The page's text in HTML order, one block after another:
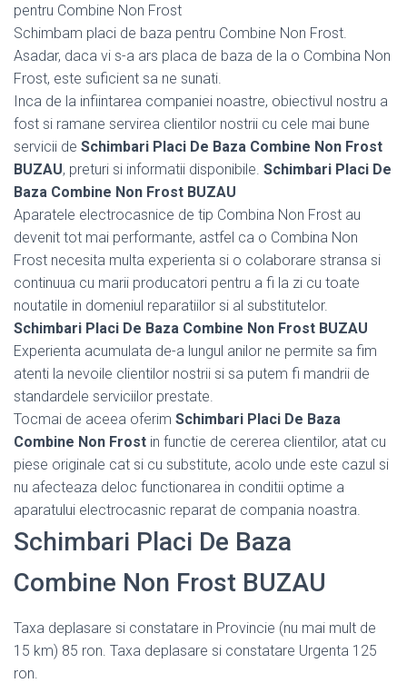
pentru Combine Non Frost
Schimbam placi de baza pentru Combine Non Frost.
Asadar, daca vi s-a ars placa de baza de la o Combina Non
Frost, este suficient sa ne sunati.
Inca de la infiintarea companiei noastre, obiectivul nostru a
fost si ramane servirea clientilor nostrii cu cele mai bune
servicii de Schimbari Placi De Baza Combine Non Frost
BUZAU, preturi si informatii disponibile. Schimbari Placi De
Baza Combine Non Frost BUZAU
Aparatele electrocasnice de tip Combina Non Frost au
devenit tot mai performante, astfel ca o Combina Non
Frost necesita multa experienta si o colaborare stransa si
continuua cu marii producatori pentru a fi la zi cu toate
noutatile in domeniul reparatiilor si al substitutelor.
Schimbari Placi De Baza Combine Non Frost BUZAU
Experienta acumulata de-a lungul anilor ne permite sa fim
atenti la nevoile clientilor nostrii si sa putem fi mandrii de
standardele serviciilor prestate.
Tocmai de aceea oferim Schimbari Placi De Baza
Combine Non Frost in functie de cererea clientilor, atat cu
piese originale cat si cu substitute, acolo unde este cazul si
nu afecteaza deloc functionarea in conditii optime a
aparatului electrocasnic reparat de compania noastra.
Schimbari Placi De Baza
Combine Non Frost BUZAU
Taxa deplasare si constatare in Provincie (nu mai mult de
15 km) 85 ron. Taxa deplasare si constatare Urgenta 125
ron.